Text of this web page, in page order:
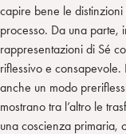
capire bene le
processo. Da una parte,
rappresentazioni di Sé
riflessivo e consapevole.
anche un modo
mostrano tra l’altro le
una coscienza primaria,